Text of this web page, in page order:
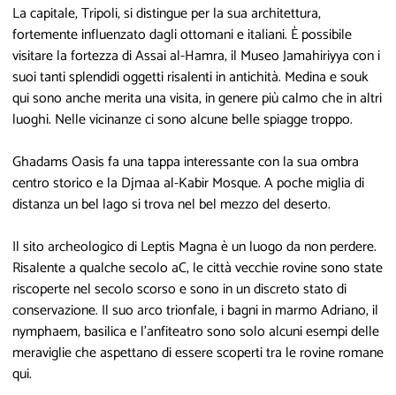
La capitale, Tripoli, si distingue per la sua architettura,
fortemente influenzato dagli ottomani e italiani. È possibile
visitare la fortezza di Assai al-Hamra, il Museo Jamahiriyya con i
suoi tanti splendidi oggetti risalenti in antichità. Medina e souk
qui sono anche merita una visita, in genere più calmo che in altri
luoghi. Nelle vicinanze ci sono alcune belle spiagge troppo.
Ghadams Oasis fa una tappa interessante con la sua ombra
centro storico e la Djmaa al-Kabir Mosque. A poche miglia di
distanza un bel lago si trova nel bel mezzo del deserto.
Il sito archeologico di Leptis Magna è un luogo da non perdere.
Risalente a qualche secolo aC, le città vecchie rovine sono state
riscoperte nel secolo scorso e sono in un discreto stato di
conservazione. Il suo arco trionfale, i bagni in marmo Adriano, il
nymphaem, basilica e l'anfiteatro sono solo alcuni esempi delle
meraviglie che aspettano di essere scoperti tra le rovine romane
qui.